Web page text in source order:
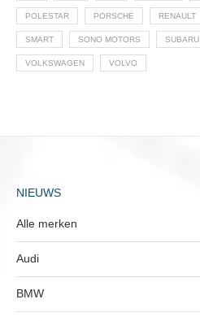
POLESTAR PORSCHE RENAULT
SMART SONO MOTORS SUBARU
VOLKSWAGEN VOLVO
NIEUWS
Alle merken
Audi
BMW